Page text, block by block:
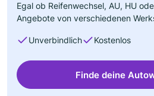
Egal ob Reifenwechsel, AU, HU
Angebote von verschiedenen
Unverbindlich Kostenlos
Finde deine